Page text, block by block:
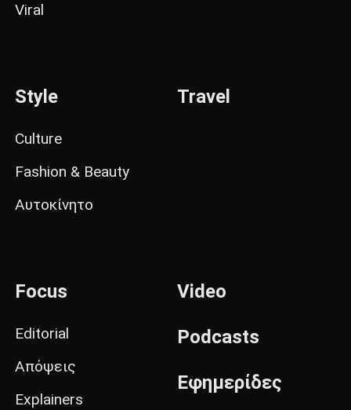
Viral
Style
Culture
Fashion & Beauty
Αυτοκίνητο
Travel
Focus
Editorial
Απόψεις
Explainers
Video
Podcasts
Εφημερίδες